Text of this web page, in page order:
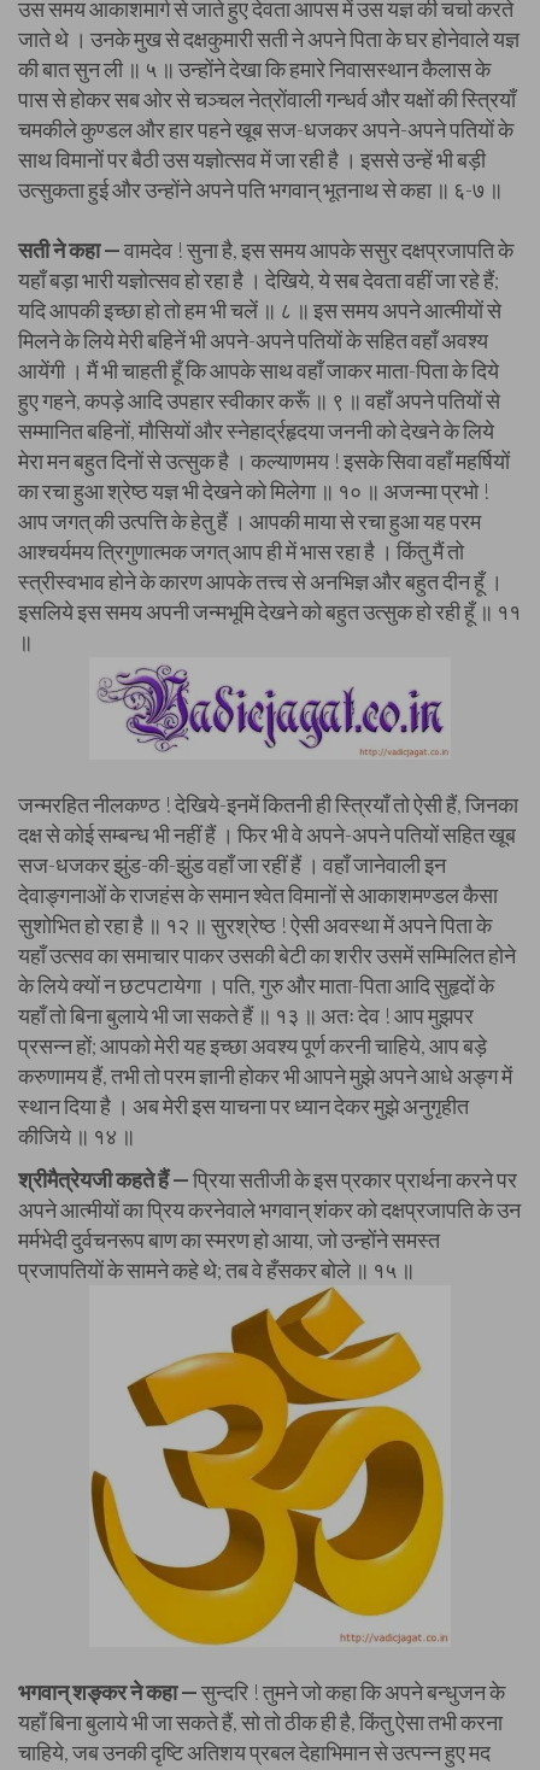
उस समय आकाशमार्ग से जाते हुए देवता आपस में उस यज्ञ की चर्चा करते
जाते थे । उनके मुख से दक्षकुमारी सती ने अपने पिता के घर होनेवाले यज्ञ
की बात सुन ली ॥ ५ ॥ उन्होंने देखा कि हमारे निवासस्थान कैलास के
पास से होकर सब ओर से चञ्चल नेत्रोंवाली गन्धर्व और यक्षों की स्त्रियाँ
चमकीले कुण्डल और हार पहने खूब सज-धजकर अपने-अपने पतियों के
साथ विमानों पर बैठी उस यज्ञोत्सव में जा रही है । इससे उन्हें भी बड़ी
उत्सुकता हुई और उन्होंने अपने पति भगवान् भूतनाथ से कहा ॥ ६-७ ॥
सती ने कहा —वामदेव ! सुना है, इस समय आपके ससुर दक्षप्रजापति के
यहाँ बड़ा भारी यज्ञोत्सव हो रहा है । देखिये, ये सब देवता वहीं जा रहे हैं;
यदि आपकी इच्छा हो तो हम भी चलें ॥ ८ ॥ इस समय अपने आत्मीयों से
मिलने के लिये मेरी बहिनें भी अपने-अपने पतियों के सहित वहाँ अवश्य
आयेंगी । मैं भी चाहती हूँ कि आपके साथ वहाँ जाकर माता-पिता के दिये
हुए गहने, कपड़े आदि उपहार स्वीकार करूँ ॥ ९ ॥ वहाँ अपने पतियों से
सम्मानित बहिनों, मौसियों और स्नेहार्द्रहृदया जननी को देखने के लिये
मेरा मन बहुत दिनों से उत्सुक है । कल्याणमय ! इसके सिवा वहाँ महर्षियों
का रचा हुआ श्रेष्ठ यज्ञ भी देखने को मिलेगा ॥ १० ॥ अजन्मा प्रभो !
आप जगत् की उत्पत्ति के हेतु हैं । आपकी माया से रचा हुआ यह परम
आश्चर्यमय त्रिगुणात्मक जगत् आप ही में भास रहा है । किंतु मैं तो
स्त्रीस्वभाव होने के कारण आपके तत्त्व से अनभिज्ञ और बहुत दीन हूँ ।
इसलिये इस समय अपनी जन्मभूमि देखने को बहुत उत्सुक हो रही हूँ ॥ ११
॥
जन्मरहित नीलकण्ठ ! देखिये-इनमें कितनी ही स्त्रियाँ तो ऐसी हैं, जिनका
दक्ष से कोई सम्बन्ध भी नहीं हैं । फिर भी वे अपने-अपने पतियों सहित खूब
सज-धजकर झुंड-की-झुंड वहाँ जा रहीं हैं । वहाँ जानेवाली इन
देवाङ्गनाओं के राजहंस के समान श्वेत विमानों से आकाशमण्डल कैसा
सुशोभित हो रहा है ॥ १२ ॥ सुरश्रेष्ठ ! ऐसी अवस्था में अपने पिता के
यहाँ उत्सव का समाचार पाकर उसकी बेटी का शरीर उसमें सम्मिलित होने
के लिये क्यों न छटपटायेगा । पति, गुरु और माता-पिता आदि सुहृदों के
यहाँ तो बिना बुलाये भी जा सकते हैं ॥ १३ ॥ अतः देव ! आप मुझपर
प्रसन्न हों; आपको मेरी यह इच्छा अवश्य पूर्ण करनी चाहिये, आप बड़े
करुणामय हैं, तभी तो परम ज्ञानी होकर भी आपने मुझे अपने आधे अङ्ग में
स्थान दिया है । अब मेरी इस याचना पर ध्यान देकर मुझे अनुगृहीत
कीजिये ॥ १४ ॥
श्रीमैत्रेयजी कहते हैं —प्रिया सतीजी के इस प्रकार प्रार्थना करने पर
अपने आत्मीयों का प्रिय करनेवाले भगवान् शंकर को दक्षप्रजापति के उन
मर्मभेदी दुर्वचनरूप बाण का स्मरण हो आया, जो उन्होंने समस्त
प्रजापतियों के सामने कहे थे; तब वे हँसकर बोले ॥ १५ ॥
भगवान् शङ्कर ने कहा —सुन्दरि ! तुमने जो कहा कि अपने बन्धुजन के
यहाँ बिना बुलाये भी जा सकते हैं, सो तो ठीक ही है, किंतु ऐसा तभी करना
चाहिये, जब उनकी दृष्टि अतिशय प्रबल देहाभिमान से उत्पन्न हुए मद